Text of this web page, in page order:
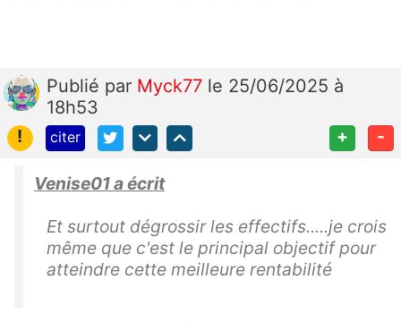
Publié par Myck77 le 25/06/2025 à
18h53
!
citer + -
Venise01 a écrit
Et surtout dégrossir les effectifs.....je crois
même que c'est le principal objectif pour
atteindre cette meilleure rentabilité